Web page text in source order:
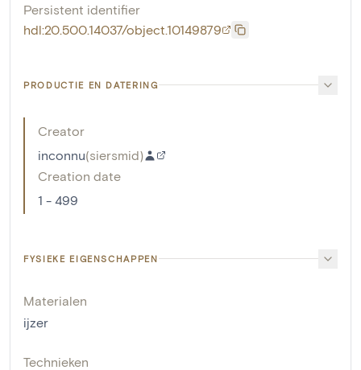
Persistent identifier
hdl:20.500.14037/object.10149879
PRODUCTIE EN DATERING
Creator
inconnu(siersmid)
Creation date
1 - 499
FYSIEKE EIGENSCHAPPEN
Materialen
ijzer
Technieken